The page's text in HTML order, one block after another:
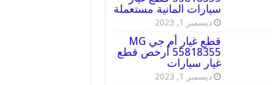
سيارات المانية مستعملة
ديسمبر 1, 2023
قطع غيار أم جي MG
55818355 أرخص قطع
غيار سيارات
ديسمبر 1, 2023